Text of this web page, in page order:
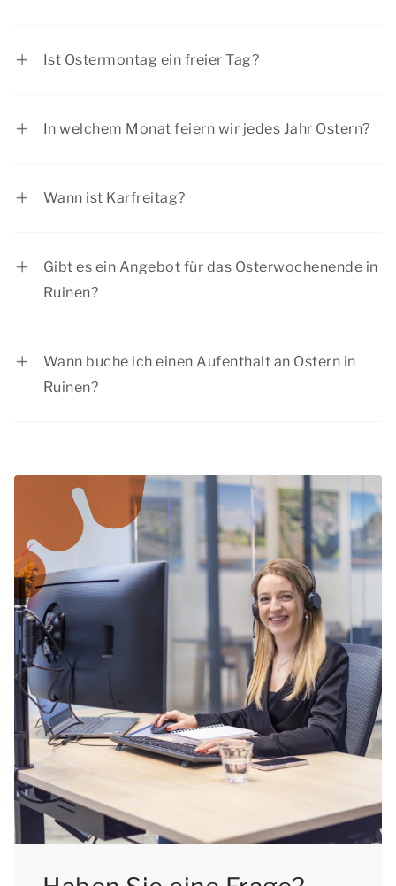
Ist Ostermontag ein freier Tag?
In welchem Monat feiern wir jedes Jahr Ostern?
Wann ist Karfreitag?
Gibt es ein Angebot für das Osterwochenende in
Ruinen?
Wann buche ich einen Aufenthalt an Ostern in
Ruinen?
können. Schließlich haben die meisten Menschen
an Ostern für ein langes Wochenende frei. Das
Osterwochenende ist eine beliebte Zeit, um ein
Wochenende in Ruinen zu buchen.